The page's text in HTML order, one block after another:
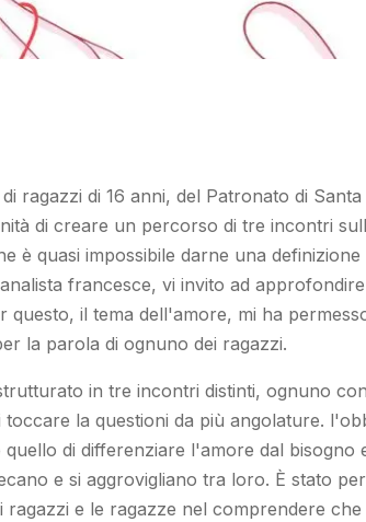
ragazzi di 16 anni, del Patronato di
di creare un percorso di tre incontri
è quasi impossibile darne una
francesce, vi invito ad
questo, il tema dell'amore, mi ha
la parola di ognuno dei ragazzi.
in tre incontri distinti, ognuno
toccare la questioni da più angolature.
di differenziare l'amore dal bisogno
e si aggrovigliano tra loro. È stato
ragazzi e le ragazze nel comprendere